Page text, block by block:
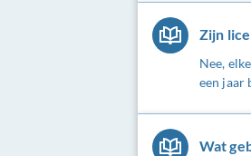
Zijn
Nee,
een jaar
Wat